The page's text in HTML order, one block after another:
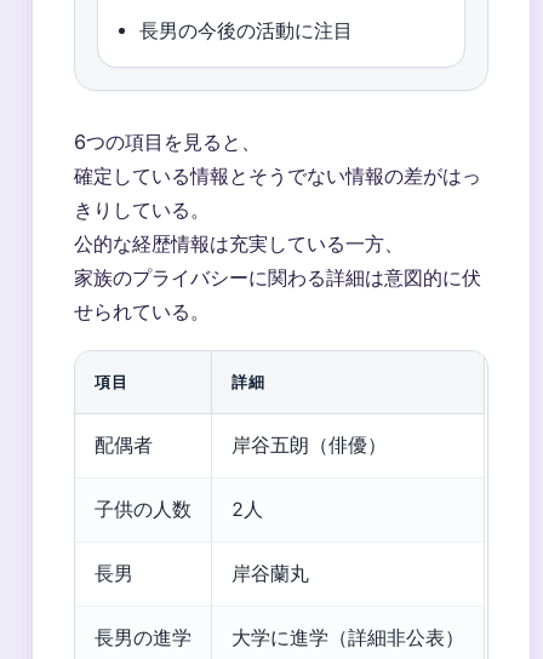
長男の今後の活動に注目
6つの項目を見ると、
確定している情報とそうでない情報の差がはっ
きりしている。
公的な経歴情報は充実している一方、
家族のプライバシーに関わる詳細は意図的に伏
せられている。
項目 詳細
配偶者 岸谷五朗（俳優）
子供の人数 2人
長男 岸谷蘭丸
長男の進学 大学に進学（詳細非公表）